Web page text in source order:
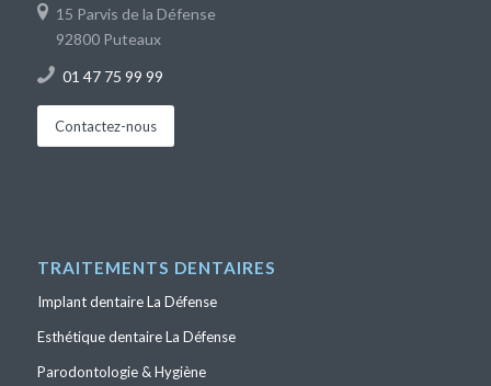
15 Parvis de la Défense
92800 Puteaux
01 47 75 99 99
Contactez-nous
TRAITEMENTS DENTAIRES
Implant dentaire La Défense
Esthétique dentaire La Défense
Parodontologie & Hygiène